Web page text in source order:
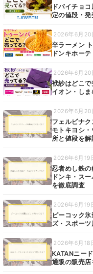
ドバイチョ
定の値段・
2026年6月20
辛ラーメン
ドンキホー
2026年6月20
袱紗はどこで
イオン・し
2026年6月20
フェルビナ
モトキヨシ
所と値段を解
2026年6月19
忍者めし鉄の
ドンキ・ス
を徹底調査
2026年6月19
ピーコック
ズ・スポー
2026年6月18
KATANニー
通販の販売店